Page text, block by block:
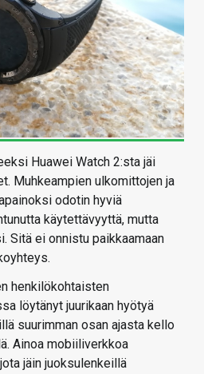
Huawei Watch 2:sta jäi
Muhkeampien ulkomittojen ja
odotin hyviä
käytettävyyttä, mutta
Sitä ei onnistu paikkaamaan
henkilökohtaisten
löytänyt juurikaan hyötyä
suurimman osan ajasta kello
Ainoa mobiiliverkkoa
jäin juoksulenkeillä